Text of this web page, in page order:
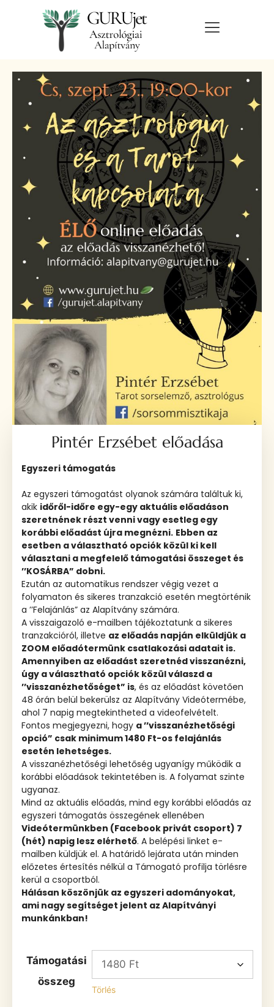
Pintér Erzsébet előadása
Egyszeri támogatás
Az egyszeri támogatást olyanok számára találtuk ki,
akik időről-időre egy-egy aktuális előadáson
szeretnének részt venni vagy esetleg egy
korábbi előadást újra megnézni. Ebben az
esetben a választható opciók közül ki kell
választani a megfelelő támogatási összeget és
’’KOSÁRBA” dobni.
Ezután az automatikus rendszer végig vezet a
folyamaton és sikeres tranzakció esetén megtörténik
a ’’Felajánlás” az Alapítvány számára.
A visszaigazoló e-mailben tájékoztatunk a sikeres
tranzakcióról, illetve az előadás napján elküldjük a
ZOOM előadótermünk csatlakozási adatait is.
Amennyiben az előadást szeretnéd visszanézni,
úgy a választható opciók közül válaszd a
’’visszanézhetőséget” is, és az előadást követően
48 órán belül bekerülsz az Alapítvány Videótermébe,
ahol 7 napig megtekintheted a videofelvételt.
Fontos megjegyezni, hogy a ’’visszanézhetőségi
opció” csak minimum 1480 Ft-os felajánlás
esetén lehetséges.
A visszanézhetőségi lehetőség ugyanígy működik a
korábbi előadások tekintetében is. A folyamat szinte
ugyanaz.
Mind az aktuális előadás, mind egy korábbi előadás az
egyszeri támogatás összegének ellenében
Videótermünkben (Facebook privát csoport) 7
(hét) napig lesz elérhető. A belépési linket e-
mailben küldjük el. A határidő lejárata után minden
előzetes értesítés nélkül a Támogató profilja törlésre
kerül a csoportból.
Hálásan köszönjük az egyszeri adományokat,
ami nagy segítséget jelent az Alapítványi
munkánkban!
Támogatási
összeg
Törlés